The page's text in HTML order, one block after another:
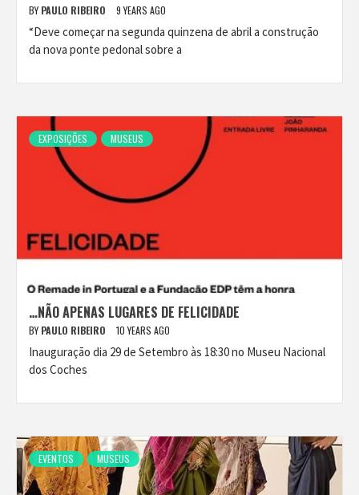
BY PAULO RIBEIRO 9 YEARS AGO
“Deve começar na segunda quinzena de abril a construção
da nova ponte pedonal sobre a
EXPOSIÇÕES MUSEUS
…NÃO APENAS LUGARES DE FELICIDADE
BY PAULO RIBEIRO 10 YEARS AGO
Inauguração dia 29 de Setembro às 18:30 no Museu Nacional
dos Coches
EVENTOS MUSEUS